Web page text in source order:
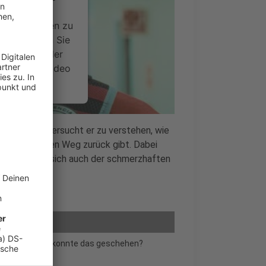
kann Daten zu
Bitte lesen Sie
Sie der
dieses Video
Management
versucht er zu verstehen, wie
noch einen Weg zurück gibt. Dabei
stellt sich auch der schmerzhaften
- wie konnte das geschehen?